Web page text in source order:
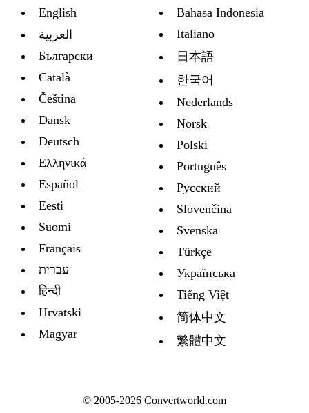
English
العربية
Български
Català
Čeština
Dansk
Deutsch
Ελληνικά
Español
Eesti
Suomi
Français
עברית
हिन्दी
Hrvatski
Magyar
Bahasa Indonesia
Italiano
日本語
한국어
Nederlands
Norsk
Polski
Português
Русский
Slovenčina
Svenska
Türkçe
Украïнська
Tiếng Việt
简体中文
繁體中文
© 2005-2026 Convertworld.com